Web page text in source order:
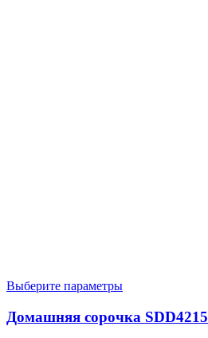
Выберите параметры
Домашняя сорочка SDD4215